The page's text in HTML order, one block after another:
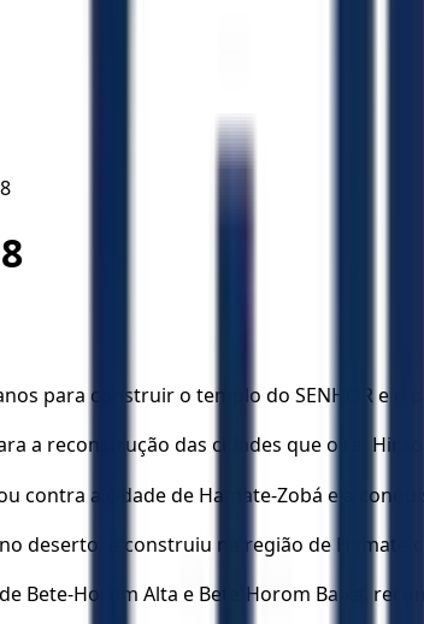
8
8
para construir o templo do SENHOR e o
a reconstrução das cidades que o rei
contra a cidade de Hamate-Zobá e a
no deserto, e construiu na região de
Bete-Horom Alta e Bete-Horom Baixa,